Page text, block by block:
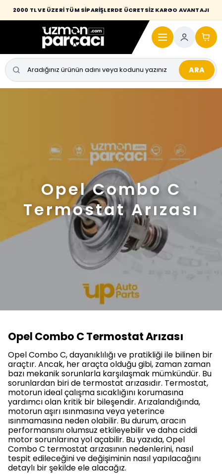
2000 TL VE ÜZERİ TÜM SİPARİŞLERDE ÜCRETSİZ KARGO AVANTAJI
ARA
Opel Combo C
Termostat Arızası
Opel Combo C Termostat Arızası
Opel Combo C, dayanıklılığı ve pratikliği ile bilinen bir
araçtır. Ancak, her araçta olduğu gibi, zaman zaman
bazı mekanik sorunlarla karşılaşmak mümkündür. Bu
sorunlardan biri de termostat arızasıdır. Termostat,
motorun ideal çalışma sıcaklığını korumasına
yardımcı olan kritik bir bileşendir. Arızalandığında,
motorun aşırı ısınmasına veya yeterince
ısınmamasına neden olabilir. Bu durum, aracın
performansını olumsuz etkileyebilir ve daha ciddi
motor sorunlarına yol açabilir. Bu yazıda, Opel
Combo C termostat arızasının nedenlerini, nasıl
tespit edileceğini ve değişiminin nasıl yapılacağını
detaylı bir şekilde ele alacağız.